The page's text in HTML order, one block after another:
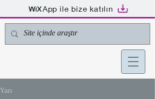
App ile bize katılın
Yazı